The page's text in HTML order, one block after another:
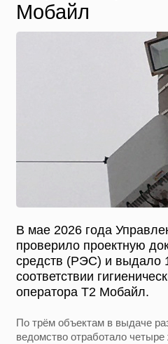
Мобайл
В мае 2026 года
проверило проектную
средств (РЭС) и выдало
соответствии
оператора Т2 Мобайл.
По трём объектам в выдаче
ведомство отработало